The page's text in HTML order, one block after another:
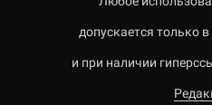
допускается только
и при наличии